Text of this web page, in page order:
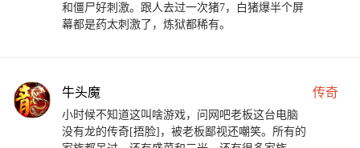
和僵尸好刺激。跟人去过一次猪7，白猪爆半个屏
幕都是药太刺激了，炼狱都稀有。
牛头魔 传奇
小时候不知道这叫啥游戏，问网吧老板这台电脑
没有龙的传奇[捂脸]，被老板鄙视还嘲笑。所有的